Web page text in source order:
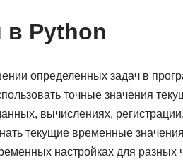
в Python
определенных задач в
точные значения
вычислениях,
текущие временные
настройках для разных